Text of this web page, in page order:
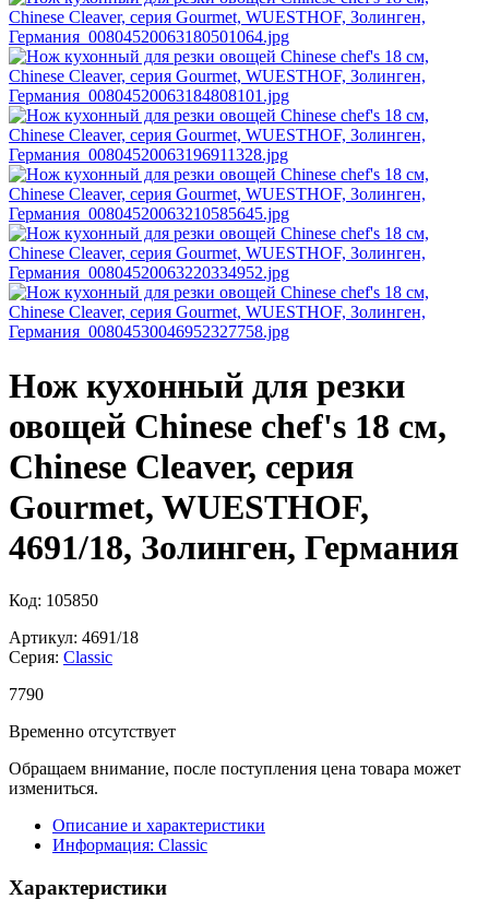
Нож кухонный для резки
овощей Chinese chef's 18 см,
Chinese Cleaver, серия
Gourmet, WUESTHOF,
4691/18, Золинген, Германия
Код: 105850
Артикул: 4691/18
Серия: Classic
7790
Временно отсутствует
Обращаем внимание, после поступления цена товара может
измениться.
Описание и характеристики
Информация: Classic
Характеристики